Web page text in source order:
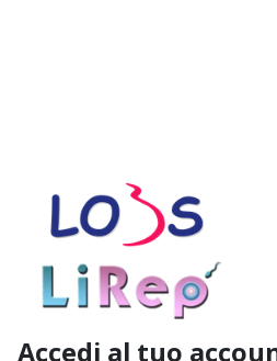
Accedi al tuo